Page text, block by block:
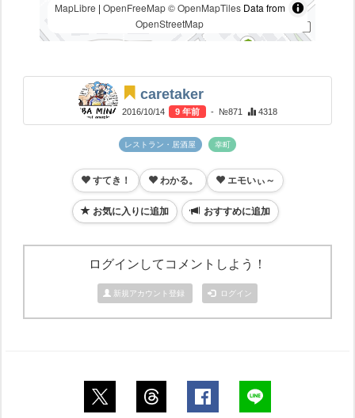
MapLibre | OpenFreeMap © OpenMapTilesData from
OpenStreetMap
caretaker
2016/10/14 9 年前 - №871 4318
レストラン・居酒屋 幸町
すてき！ わかる。 エモいぃ～
お気に入りに追加 おすすめに追加
ログインしてコメントしよう！
新規アカウント登録 ログイン